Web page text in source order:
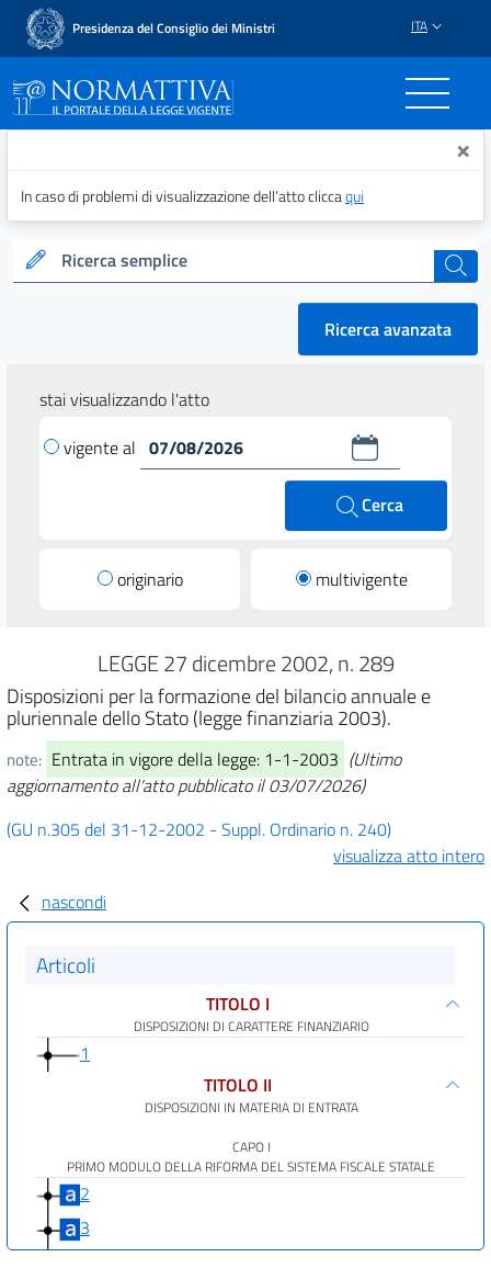
Presidenza del Consiglio dei Ministri ITA
Normattiva - Il portale ×
In caso di problemi di visualizzazione dell’atto cliccaqui
Ricerca semplice cerca
Ricerca avanzata
stai visualizzando l'atto
vigente al
Cerca
originario multivigente
LEGGE 27 dicembre 2002, n. 289
Disposizioni per la formazione del bilancio annuale e
pluriennale dello Stato (legge finanziaria 2003).
note: Entrata in vigore della legge: 1-1-2003 (Ultimo
aggiornamento all'atto pubblicato il 03/07/2026)
(GU n.305 del 31-12-2002 - Suppl. Ordinario n. 240)
visualizza atto intero
nascondi
Articoli
TITOLO I
DISPOSIZIONI DI CARATTERE FINANZIARIO
1
TITOLO II
DISPOSIZIONI IN MATERIA DI ENTRATA
CAPO I
PRIMO MODULO DELLA RIFORMA DEL SISTEMA FISCALE STATALE
2
3